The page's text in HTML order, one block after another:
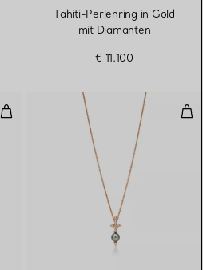
Tahiti-Perlenring in Gold
mit Diamanten
€ 11.100
Tahiti-Perlenarmband in Gold